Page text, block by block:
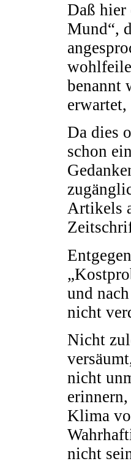
Daß hier
Mund“,
benannt
Da dies
schon
Artikels
und
nicht
Nicht
nicht
Klima
nicht